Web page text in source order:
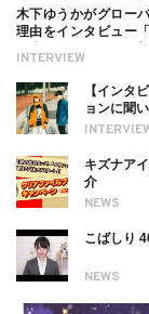
INTERVIEW
木下ゆうかがグロー
理由をインタビュー
ついても
【インタ
ョンに聞
NEWS
キズナア
介
NEWS
こばしり